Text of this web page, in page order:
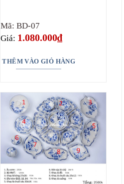
Mã: BD-07
Giá: 1.080.000₫
THÊM VÀO GIỎ HÀNG